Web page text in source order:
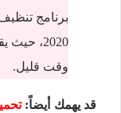
برنامج
2020،
وقت قليل.
قد يهمك أيضاً: